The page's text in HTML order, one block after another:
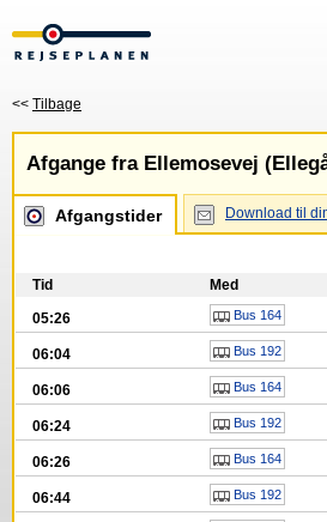
<< Tilbage
Afgange fra Ellemosevej
Afgangstider Download til
Tid Med
05:26
Bus 164
06:04 Bus 192
06:06 Bus 164
06:24 Bus 192
06:26 Bus 164
06:44 Bus 192